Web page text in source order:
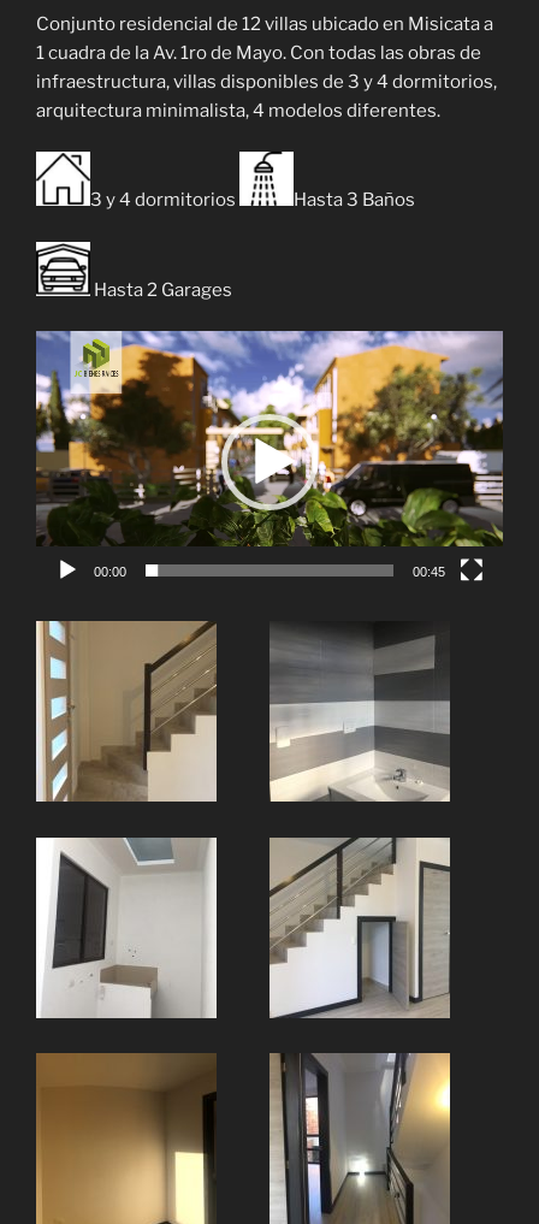
Conjunto residencial de 12 villas ubicado en Misicata a
1 cuadra de la Av. 1ro de Mayo. Con todas las obras de
infraestructura, villas disponibles de 3 y 4 dormitorios,
arquitectura minimalista, 4 modelos diferentes.
3 y 4 dormitorios Hasta 3 Baños
Hasta 2 Garages
Reproductor
de
vídeo
00:00 00:45